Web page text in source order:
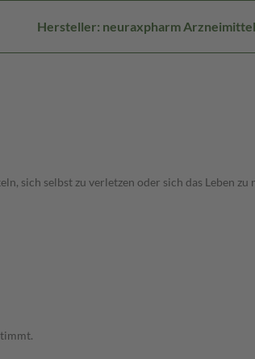
Hersteller: neuraxpharm
sich selbst zu verletzen oder sich das Leben zu